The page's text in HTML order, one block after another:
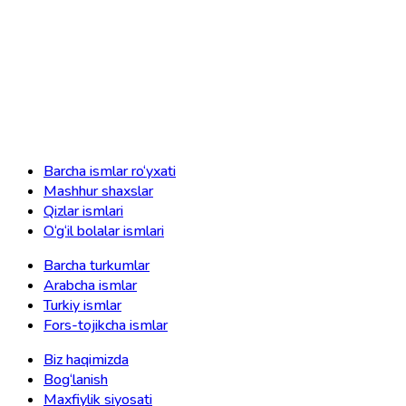
Barcha ismlar ro‘yxati
Mashhur shaxslar
Qizlar ismlari
O‘g‘il bolalar ismlari
Barcha turkumlar
Arabcha ismlar
Turkiy ismlar
Fors-tojikcha ismlar
Biz haqimizda
Bog‘lanish
Maxfiylik siyosati